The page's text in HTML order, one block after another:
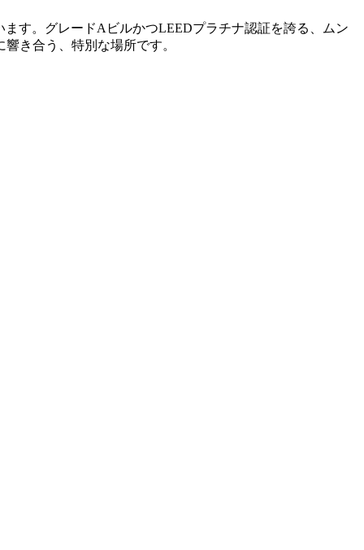
ます。グレードAビルかつLEEDプラチナ認証を誇る、ムン
き合う、特別な場所です。